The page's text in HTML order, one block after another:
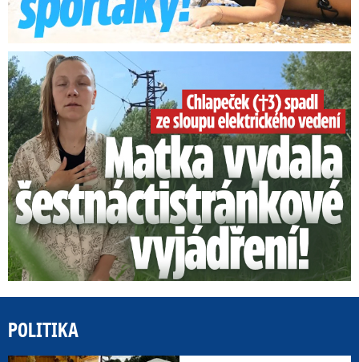
Smrtelný pád chlapce: Matka vydala vyjádření na 16 stran
POLITIKA